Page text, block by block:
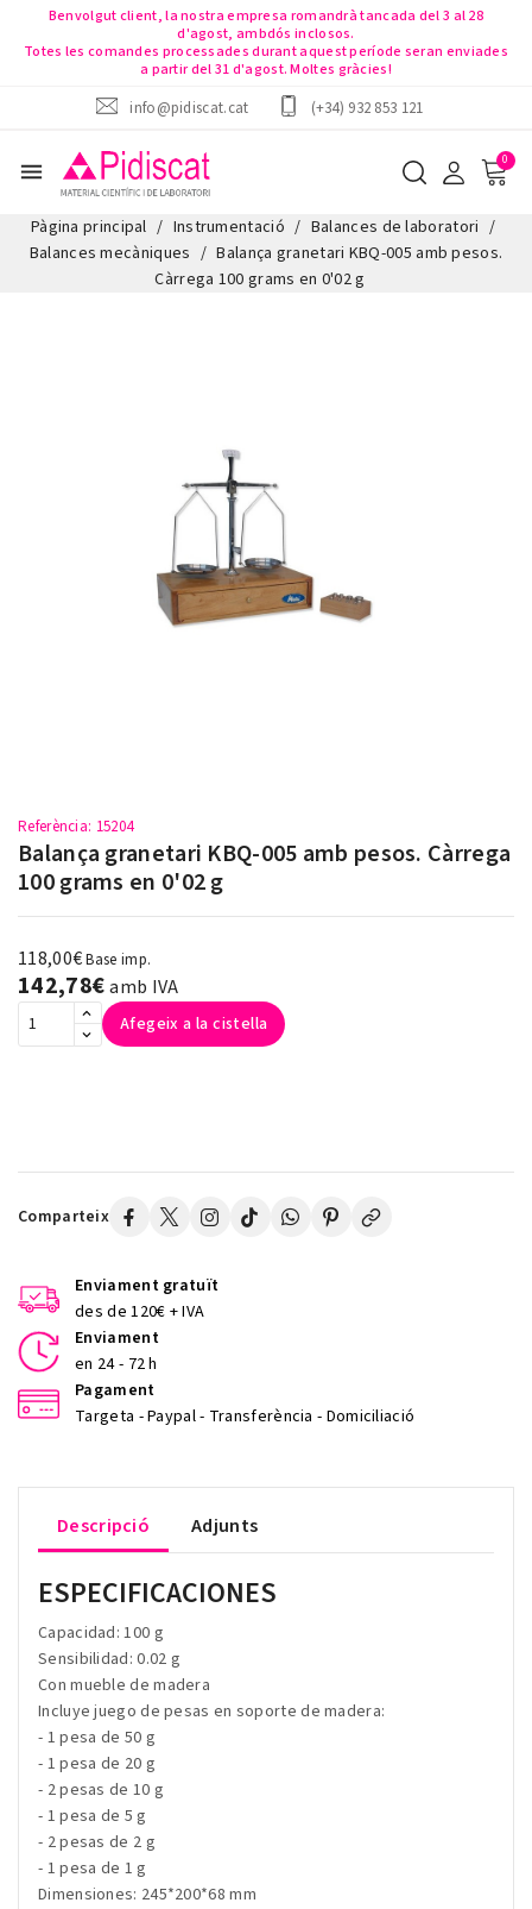
Benvolgut client, la nostra empresa romandrà tancada del 3 al 28
d'agost, ambdós inclosos.
Totes les comandes processades durant aquest període seran enviades
a partir del 31 d'agost. Moltes gràcies!
info@pidiscat.cat
(+34) 932 853 121
menu
Pàgina principal Instrumentació
Balances de laboratori
Balances mecàniques
Balança granetari KBQ-005 amb pesos.
Càrrega 100 grams en 0'02 g
Referència: 15204
Balança granetari KBQ-005 amb pesos. Càrrega
100 grams en 0'02 g
118,00€Base imp.
142,78€amb IVA
Afegeix a la cistella
Comparteix
Enviament gratuït
des de 120€ + IVA
Enviament
en 24 - 72 h
Pagament
Targeta - Paypal - Transferència - Domiciliació
Descripció Adjunts
ESPECIFICACIONES
Capacidad: 100 g
Sensibilidad: 0.02 g
Con mueble de madera
Incluye juego de pesas en soporte de madera:
- 1 pesa de 50 g
- 1 pesa de 20 g
- 2 pesas de 10 g
- 1 pesa de 5 g
- 2 pesas de 2 g
- 1 pesa de 1 g
Dimensiones: 245*200*68 mm